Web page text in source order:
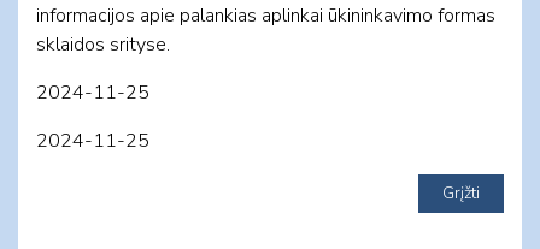
informacijos apie palankias aplinkai ūkininkavimo formas
sklaidos srityse.
2024-11-25
2024-11-25